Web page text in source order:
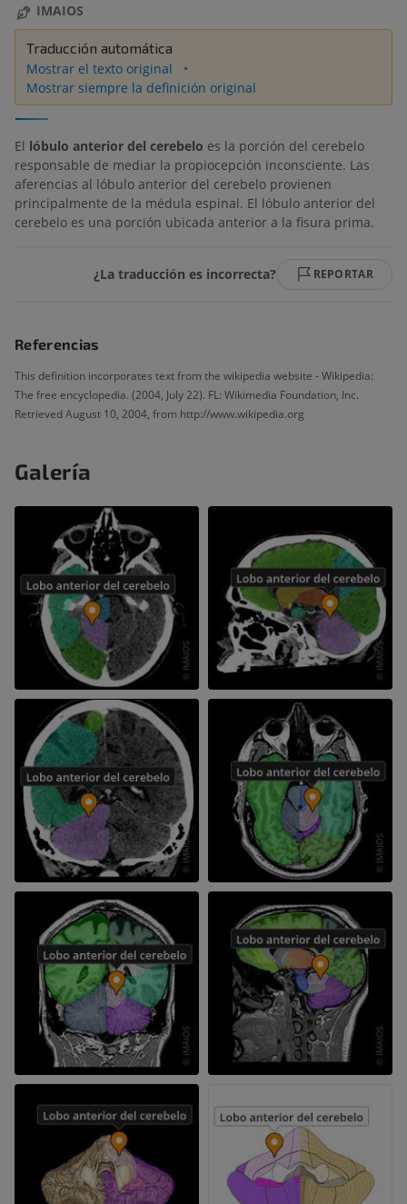
IMAIOS
Traducción automática
Mostrar el texto original
Mostrar siempre la definición original
El lóbulo anterior del cerebelo es la porción del cerebelo
responsable de mediar la propiocepción inconsciente. Las
aferencias al lóbulo anterior del cerebelo provienen
principalmente de la médula espinal. El lóbulo anterior del
cerebelo es una porción ubicada anterior a la fisura prima.
¿La traducción es incorrecta? REPORTAR
Referencias
This definition incorporates text from the wikipedia website - Wikipedia:
The free encyclopedia. (2004, July 22). FL: Wikimedia Foundation, Inc.
Retrieved August 10, 2004, from http://www.wikipedia.org
Galería